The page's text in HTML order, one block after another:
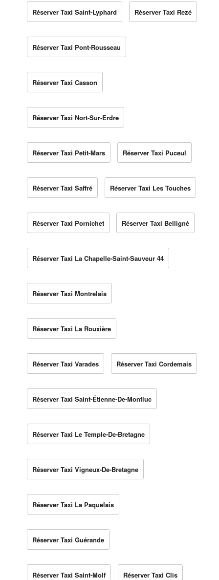
Réserver Taxi Saint-Lyphard Réserver Taxi Rezé
Réserver Taxi Pont-Rousseau
Réserver Taxi Casson
Réserver Taxi Nort-Sur-Erdre
Réserver Taxi Petit-Mars Réserver Taxi Puceul
Réserver Taxi Saffré Réserver Taxi Les Touches
Réserver Taxi Pornichet Réserver Taxi Belligné
Réserver Taxi La Chapelle-Saint-Sauveur 44
Réserver Taxi Montrelais
Réserver Taxi La Rouxière
Réserver Taxi Varades Réserver Taxi Cordemais
Réserver Taxi Saint-Étienne-De-Montluc
Réserver Taxi Le Temple-De-Bretagne
Réserver Taxi Vigneux-De-Bretagne
Réserver Taxi La Paquelais
Réserver Taxi Guérande
Réserver Taxi Saint-Molf Réserver Taxi Clis